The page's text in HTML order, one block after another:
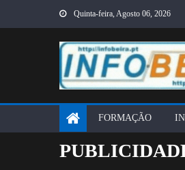
Quinta-feira, Agosto 06, 2026
FORMAÇÃO